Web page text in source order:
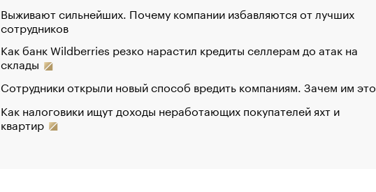
Выживают сильнейших. Почему компании избавляются от лучших
сотрудников
Как банк Wildberries резко нарастил кредиты селлерам до атак на
склады
Сотрудники открыли новый способ вредить компаниям. Зачем им это
Как налоговики ищут доходы неработающих покупателей яхт и
квартир